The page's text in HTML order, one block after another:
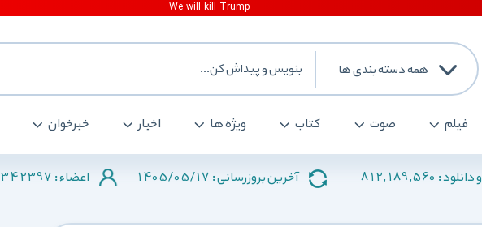
همه دسته بندی ها
فیلم صوت کتاب ویژه ها اخبار خبرخوان
:
812,189,560 آخرین بروزرسانی : 1405/05/17 اعضاء : 342397